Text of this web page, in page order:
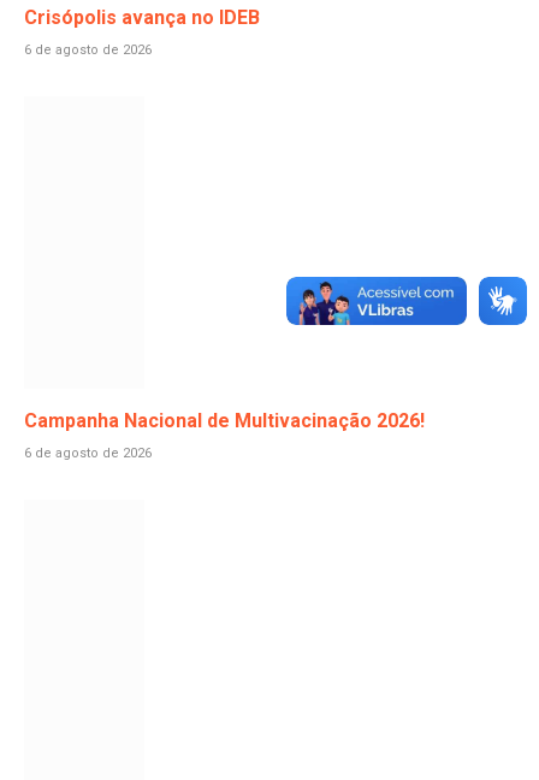
Crisópolis avança no IDEB
6 de agosto de 2026
Campanha Nacional de Multivacinação 2026!
6 de agosto de 2026